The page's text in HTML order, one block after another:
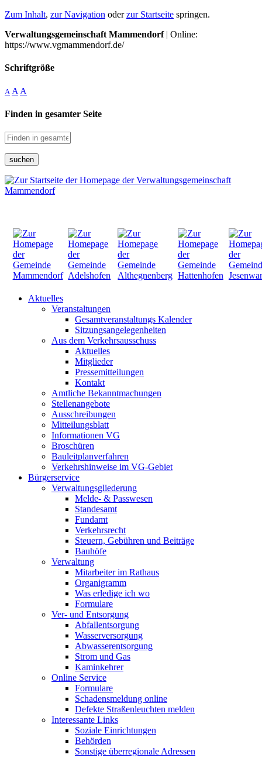
Zum Inhalt, zur Navigation oderzur Startseite springen.
Verwaltungsgemeinschaft Mammendorf| Online:
https://www.vgmammendorf.de/
Schriftgröße
A A A
Finden in gesamter Seite
suchen
Aktuelles
Veranstaltungen
Gesamtveranstaltungs Kalender
Sitzungsangelegenheiten
Aus dem Verkehrsausschuss
Aktuelles
Mitglieder
Pressemitteilungen
Kontakt
Amtliche Bekanntmachungen
Stellenangebote
Ausschreibungen
Mitteilungsblatt
Informationen VG
Broschüren
Bauleitplanverfahren
Verkehrshinweise im VG-Gebiet
Bürgerservice
Verwaltungsgliederung
Melde- & Passwesen
Standesamt
Fundamt
Verkehrsrecht
Steuern, Gebühren und Beiträge
Bauhöfe
Verwaltung
Mitarbeiter im Rathaus
Organigramm
Was erledige ich wo
Formulare
Ver- und Entsorgung
Abfallentsorgung
Wasserversorgung
Abwasserentsorgung
Strom und Gas
Kaminkehrer
Online Service
Formulare
Schadensmeldung online
Defekte Straßenleuchten melden
Interessante Links
Soziale Einrichtungen
Behörden
Sonstige überregionale Adressen